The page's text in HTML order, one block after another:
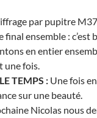
par pupitre
final ensemble : c’est
en entier
une fois.
TEMPS : Une fois
sur une beauté.
Nicolas nous